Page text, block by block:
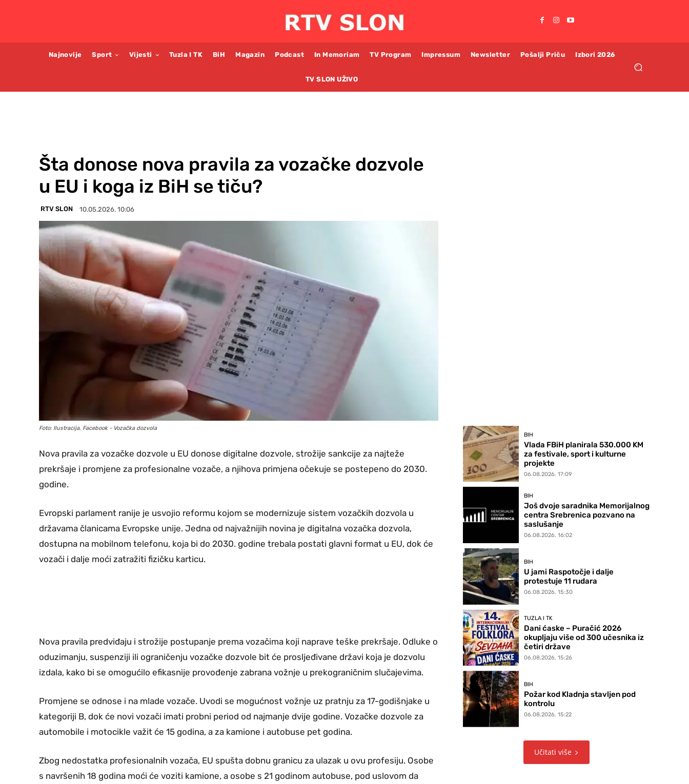
Najnovije Sport Vijesti Tuzla I TK BiH Magazin Podcast In Memoriam TV Program Impressum Newsletter Pošalji Priču Izbori 2026
TV SLON UŽIVO
Šta donose nova pravila za vozačke dozvole
u EU i koga iz BiH se tiču?
RTV SLON 10.05.2026. 10:06
Foto: Ilustracija, Facebook - Vozačka dozvola
Nova pravila za vozačke dozvole u EU donose digitalne dozvole, strožije sankcije za najteže
prekršaje i promjene za profesionalne vozače, a njihova primjena očekuje se postepeno do 2030.
godine.
Evropski parlament ranije je usvojio reformu kojom se modernizuje sistem vozačkih dozvola u
državama članicama Evropske unije. Jedna od najvažnijih novina je digitalna vozačka dozvola,
dostupna na mobilnom telefonu, koja bi do 2030. godine trebala postati glavni format u EU, dok će
vozači i dalje moći zatražiti fizičku karticu.
Nova pravila predviđaju i strožije postupanje prema vozačima koji naprave teške prekršaje. Odluke o
oduzimanju, suspenziji ili ograničenju vozačke dozvole bit će prosljeđivane državi koja je dozvolu
izdala, kako bi se omogućilo efikasnije provođenje zabrana vožnje u prekograničnim slučajevima.
Promjene se odnose i na mlade vozače. Uvodi se mogućnost vožnje uz pratnju za 17-godišnjake u
kategoriji B, dok će novi vozači imati probni period od najmanje dvije godine. Vozačke dozvole za
automobile i motocikle važit će 15 godina, a za kamione i autobuse pet godina.
Zbog nedostatka profesionalnih vozača, EU spušta dobnu granicu za ulazak u ovu profesiju. Osobe
s navršenih 18 godina moći će voziti kamione, a osobe s 21 godinom autobuse, pod uslovom da
BIH
Vlada FBiH planirala 530.000 KM
za festivale, sport i kulturne
projekte
06.08.2026. 17:09
BIH
Još dvoje saradnika Memorijalnog
centra Srebrenica pozvano na
saslušanje
06.08.2026. 16:02
BIH
U jami Raspotočje i dalje
protestuje 11 rudara
06.08.2026. 15:30
TUZLA I TK
Dani ćaske – Puračić 2026
okupljaju više od 300 učesnika iz
četiri države
06.08.2026. 15:26
BIH
Požar kod Kladnja stavljen pod
kontrolu
06.08.2026. 15:22
Učitati više